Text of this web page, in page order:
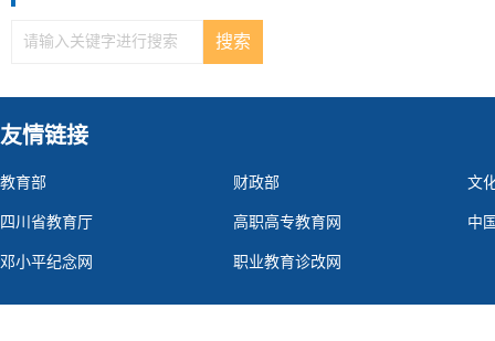
友情链接
教育部 财政部 文
四川省教育厅 高职高专教育网 中
邓小平纪念网 职业教育诊改网